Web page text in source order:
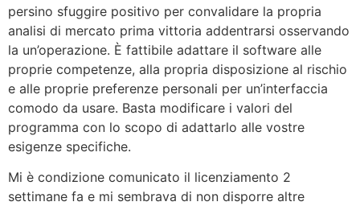
persino sfuggire positivo per convalidare la propria
analisi di mercato prima vittoria addentrarsi osservando
la un’operazione. È fattibile adattare il software alle
proprie competenze, alla propria disposizione al rischio
e alle proprie preferenze personali per un’interfaccia
comodo da usare. Basta modificare i valori del
programma con lo scopo di adattarlo alle vostre
esigenze specifiche.
Mi è condizione comunicato il licenziamento 2
settimane fa e mi sembrava di non disporre altre